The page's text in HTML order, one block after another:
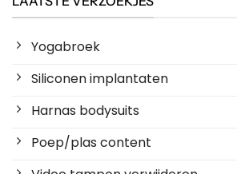
Yogabroek
Siliconen implantaten
Harnas bodysuits
Poep/plas content